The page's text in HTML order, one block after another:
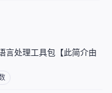
言处理工具包【此简介由